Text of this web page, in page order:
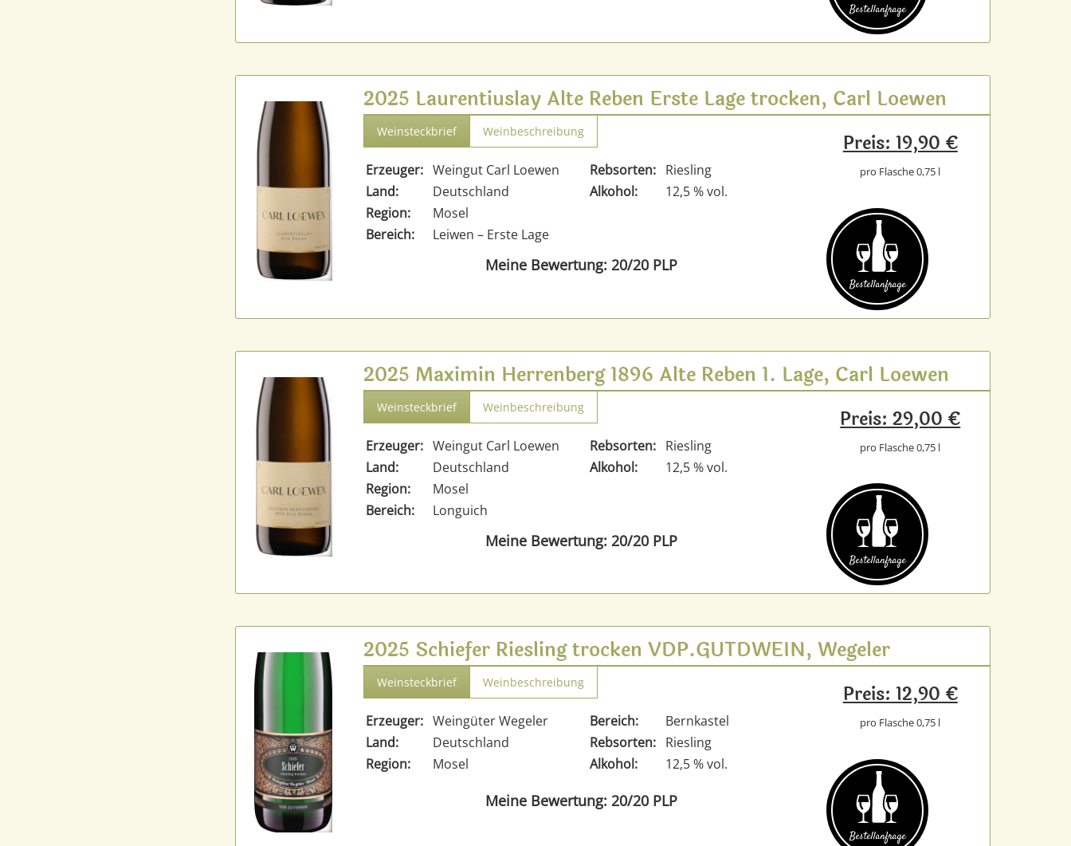
Bestell­anfrage
2025 Laurentiuslay Alte Reben Erste Lage trocken, Carl Loewen
Weinsteckbrief Weinbeschreibung
Erzeuger: Weingut Carl Loewen
Land:
Deutschland
Region:
Mosel
Bereich:
Leiwen – Erste Lage
Rebsorten:
Riesling
Alkohol:
12,5 % vol.
Meine Bewertung: 20/20 PLP
Preis: 19,90 €
pro Flasche 0,75 l
Bestell­anfrage
2025 Maximin Herrenberg 1896 Alte Reben 1. Lage, Carl Loewen
Weinsteckbrief Weinbeschreibung
Erzeuger: Weingut Carl Loewen
Land:
Deutschland
Region:
Mosel
Bereich:
Longuich
Rebsorten:
Riesling
Alkohol:
12,5 % vol.
Meine Bewertung: 20/20 PLP
Preis: 29,00 €
pro Flasche 0,75 l
Bestell­anfrage
2025 Schiefer Riesling trocken VDP.GUTDWEIN, Wegeler
Weinsteckbrief Weinbeschreibung
Erzeuger: Weingüter Wegeler
Land:
Deutschland
Region:
Mosel
Bereich:
Bernkastel
Rebsorten:
Riesling
Alkohol:
12,5 % vol.
Meine Bewertung: 20/20 PLP
Preis: 12,90 €
pro Flasche 0,75 l
Bestell­anfrage